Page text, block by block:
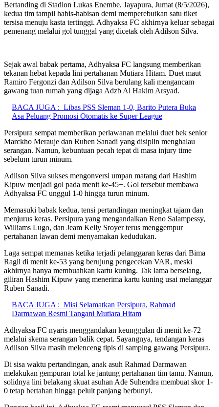
​Bertanding di Stadion Lukas Enembe, Jayapura, Jumat (8/5/2026),
kedua tim tampil habis-habisan demi memperebutkan satu tiket
tersisa menuju kasta tertinggi. Adhyaksa FC akhirnya keluar sebagai
pemenang melalui gol tunggal yang dicetak oleh Adilson Silva.
Sejak awal babak pertama, Adhyaksa FC langsung memberikan
tekanan hebat kepada lini pertahanan Mutiara Hitam. Duet maut
Ramiro Fergonzi dan Adilson Silva berulang kali mengancam
gawang tuan rumah yang dijaga Adzb Al Hakim Arsyad.
BACA JUGA : Libas PSS Sleman 1-0, Barito Putera Buka
Asa Peluang Promosi Otomatis ke Super League
Persipura sempat memberikan perlawanan melalui duet bek senior
Marckho Merauje dan Ruben Sanadi yang disiplin menghalau
serangan. Namun, kebuntuan pecah tepat di masa injury time
sebelum turun minum.
Adilson Silva sukses mengonversi umpan matang dari Hashim
Kipuw menjadi gol pada menit ke-45+. Gol tersebut membawa
Adhyaksa FC unggul 1-0 hingga turun minum.
Memasuki babak kedua, tensi pertandingan meningkat tajam dan
menjurus keras. Persipura yang mengandalkan Reno Salampessy,
Williams Lugo, dan Jeam Kelly Sroyer terus menggempur
pertahanan lawan demi menyamakan kedudukan.
Laga sempat memanas ketika terjadi pelanggaran keras dari Bima
Ragil di menit ke-53 yang berujung pengecekan VAR, meski
akhirnya hanya membuahkan kartu kuning. Tak lama berselang,
giliran Hashim Kipuw yang menerima kartu kuning usai melanggar
Ruben Sanadi.
BACA JUGA : Misi Selamatkan Persipura, Rahmad
Darmawan Resmi Tangani Mutiara Hitam
Adhyaksa FC nyaris menggandakan keunggulan di menit ke-72
melalui skema serangan balik cepat. Sayangnya, tendangan keras
Adilson Silva masih melenceng tipis di samping gawang Persipura.
Di sisa waktu pertandingan, anak asuh Rahmad Darmawan
melakukan gempuran total ke jantung pertahanan tim tamu. Namun,
solidnya lini belakang skuat asuhan Ade Suhendra membuat skor 1-
0 tetap bertahan hingga peluit panjang berbunyi.